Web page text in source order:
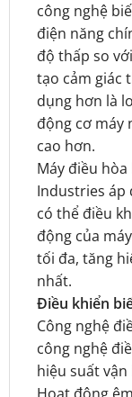
công nghệ
điện năng
độ thấp so
tạo cảm giác
dụng hơn là
động cơ máy
cao hơn.
Máy điều
Industries áp
có thể điều
động của
tối đa, tăng
nhất.
Điều khiển
Công nghệ
công nghệ
hiệu suất